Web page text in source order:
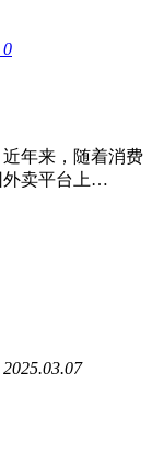
0
年来，随着消费
外卖平台上…
2025.03.07